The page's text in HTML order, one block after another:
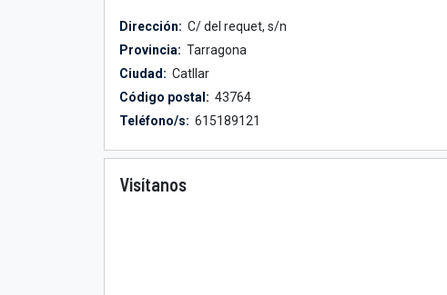
Dirección: C/ del requet, s/n
Provincia: Tarragona
Ciudad: Catllar
Código postal: 43764
Teléfono/s: 615189121
Visítanos